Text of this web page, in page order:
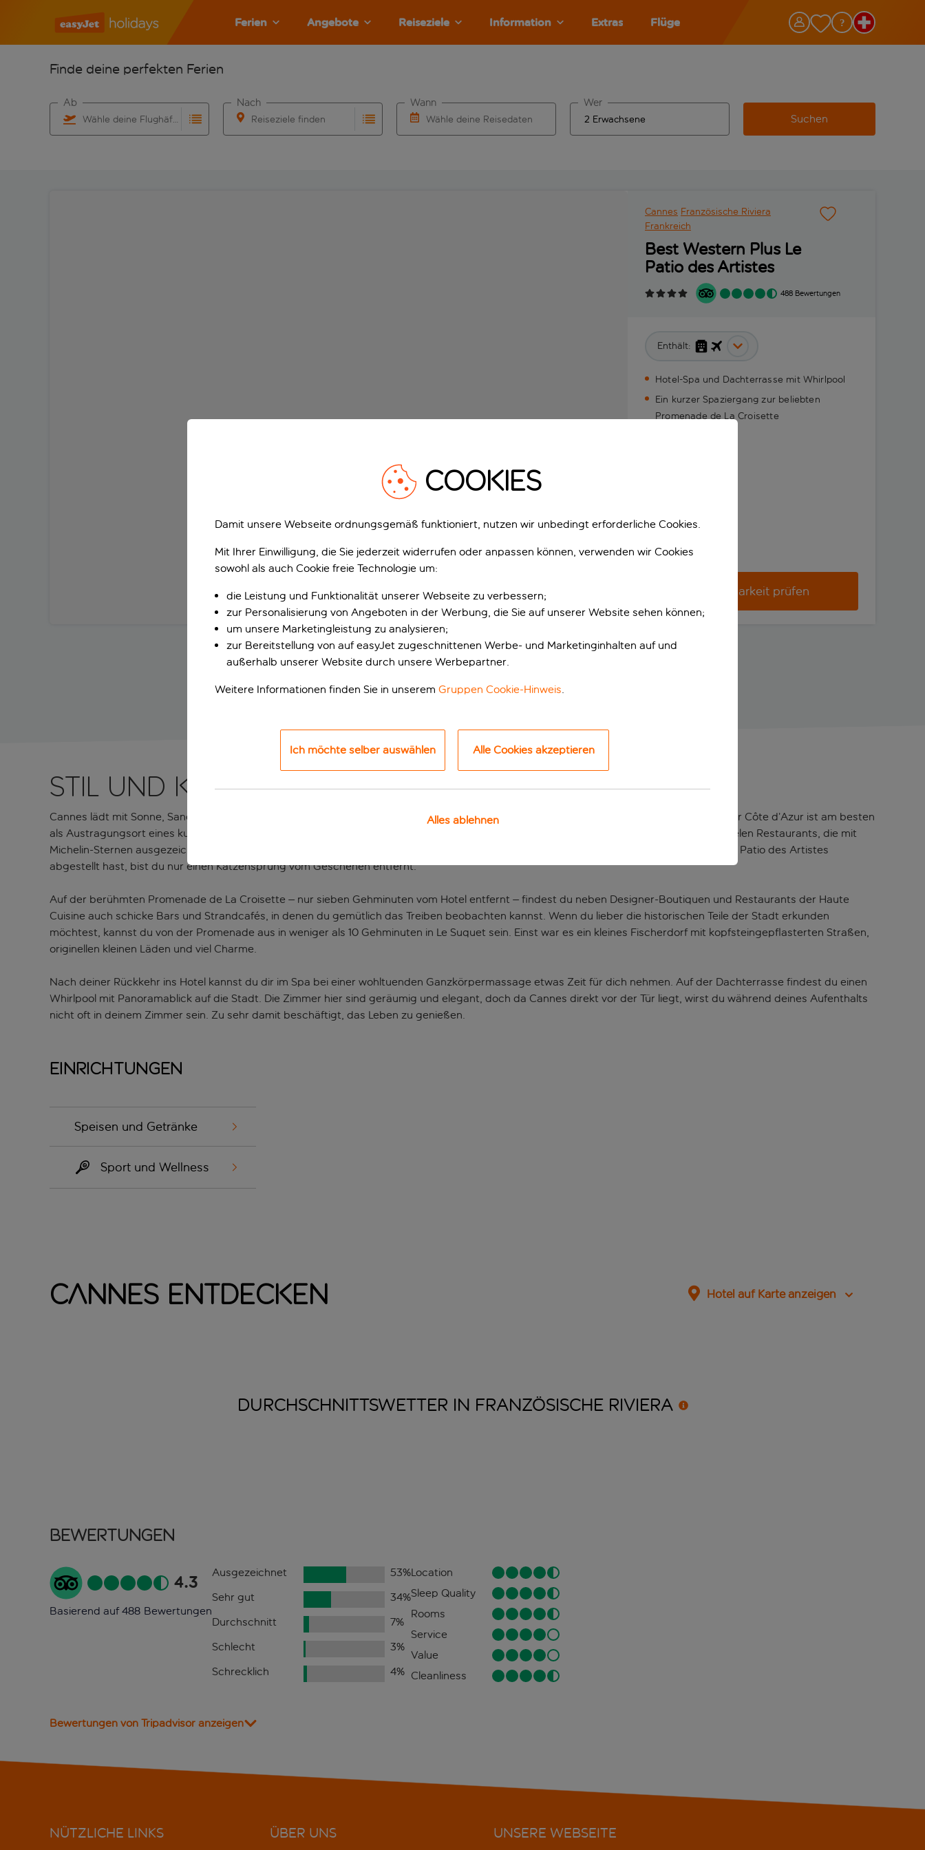
Ferien Angebote Reiseziele Information Extras Flüge
Finde deine perfekten Ferien
Wähle deine Flughäfen
Ab
Reiseziele finden
Nach
Wähle deine Reisedaten
Wann Wer
Suchen
Cannes Französische Riviera
Frankreich
Best Western Plus Le
Patio des Artistes
488 Bewertungen
Enthält:
Hotel-Spa und Dachterrasse mit Whirlpool
Ein kurzer Spaziergang zur beliebten
Promenade de La Croisette
Verfügbarkeit prüfen
Stil und Komfort im Zentrum von Cannes
Cannes lädt mit Sonne, Sand und Meer sowie einer ordentlichen Portion Glitzer und Glamour zum Verweilen ein. Dieser mondäne Ort an der Côte d’Azur ist am besten
als Austragungsort eines kultigen Filmfestivals bekannt. Doch dank der schönen Strände, der luxuriösen Einkaufsmöglichkeiten und der vielen Restaurants, die mit
Michelin-Sternen ausgezeichnet sind, ist er auch eine gute Wahl für einen Verwöhnurlaub. Sobald du dein Gepäck im Best Western Plus Le Patio des Artistes
abgestellt hast, bist du nur einen Katzensprung vom Geschehen entfernt.
Auf der berühmten Promenade de La Croisette – nur sieben Gehminuten vom Hotel entfernt – findest du neben Designer-Boutiquen und Restaurants der Haute
Cuisine auch schicke Bars und Strandcafés, in denen du gemütlich das Treiben beobachten kannst. Wenn du lieber die historischen Teile der Stadt erkunden
möchtest, kannst du von der Promenade aus in weniger als 10 Gehminuten in Le Suquet sein. Einst war es ein kleines Fischerdorf mit kopfsteingepflasterten Straßen,
originellen kleinen Läden und viel Charme.
Nach deiner Rückkehr ins Hotel kannst du dir im Spa bei einer wohltuenden Ganzkörpermassage etwas Zeit für dich nehmen. Auf der Dachterrasse findest du einen
Whirlpool mit Panoramablick auf die Stadt. Die Zimmer hier sind geräumig und elegant, doch da Cannes direkt vor der Tür liegt, wirst du während deines Aufenthalts
nicht oft in deinem Zimmer sein. Zu sehr damit beschäftigt, das Leben zu genießen.
Einrichtungen
Speisen und Getränke
Sport und Wellness
Cannes entdecken Hotel auf Karte anzeigen
DURCHSCHNITTSWETTER IN FRANZÖSISCHE RIVIERA
Bewertungen
4.3
Basierend auf 488 Bewertungen
Ausgezeichnet 53%
Sehr gut
34%
Durchschnitt
7%
Schlecht
3%
Schrecklich
4%
Location
Sleep Quality
Rooms
Service
Value
Cleanliness
Bewertungen von Tripadvisor anzeigen
NÜTZLICHE LINKS ÜBER UNS UNSERE WEBSEITE
COOKIES
Damit unsere Webseite ordnungsgemäß funktioniert, nutzen wir unbedingt erforderliche Cookies.
Mit Ihrer Einwilligung, die Sie jederzeit widerrufen oder anpassen können, verwenden wir Cookies
sowohl als auch Cookie freie Technologie um:
die Leistung und Funktionalität unserer Webseite zu verbessern;
zur Personalisierung von Angeboten in der Werbung, die Sie auf unserer Website sehen können;
um unsere Marketingleistung zu analysieren;
zur Bereitstellung von auf easyJet zugeschnittenen Werbe- und Marketinginhalten auf und
außerhalb unserer Website durch unsere Werbepartner.
Weitere Informationen finden Sie in unserem Gruppen Cookie-Hinweis.
Ich möchte selber auswählen Alle Cookies akzeptieren
Alles ablehnen